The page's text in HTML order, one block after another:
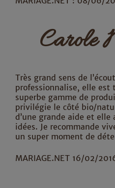
Carole
Très grand sens de
professionnalise, elle est
superbe gamme de
privilégie le côté bio/
d’une grande aide et
idées. Je recommande
un super moment de
MARIAGE.NET 16/02/